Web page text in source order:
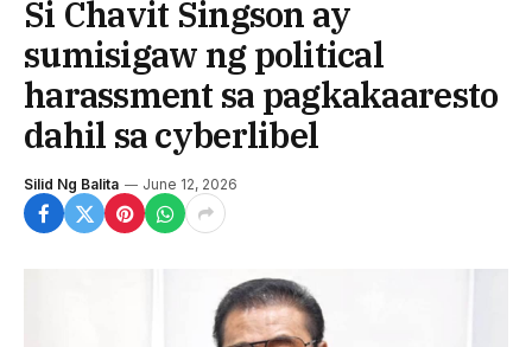
Si Chavit Singson ay
sumisigaw ng political
harassment sa pagkakaaresto
dahil sa cyberlibel
Silid Ng Balita June 12, 2026